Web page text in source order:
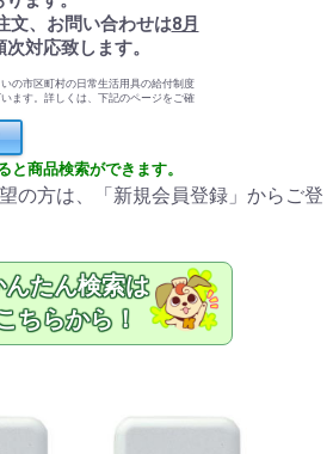
文、お問い合わせは8月
次対応致します。
の市区町村の日常生活用具の給付制度
ます。詳しくは、下記のページをご確
と商品検索ができます。
の方は、「新規会員登録」からご登
んたん検索は
ちらから！